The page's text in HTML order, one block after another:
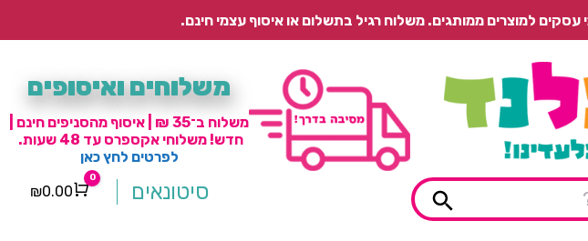
משלוחים ואיסופים
משלוח ב־35 ₪ | איסוף מהסניפים חינם |
חדש! משלוחי אקספרס עד 48 שעות.
לפרטים לחץ כאן
סיטונאים Cart
0
₪0.00